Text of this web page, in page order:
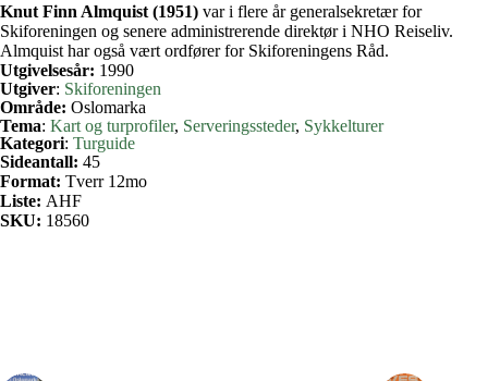
Knut Finn Almquist (1951) var i flere år generalsekretær for
Skiforeningen og senere administrerende direktør i NHO Reiseliv.
Almquist har også vært ordfører for Skiforeningens Råd.
Utgivelsesår: 1990
Utgiver: Skiforeningen
Område: Oslomarka
Tema: Kart og turprofiler, Serveringssteder, Sykkelturer
Kategori: Turguide
Sideantall: 45
Format: Tverr 12mo
Liste: AHF
SKU: 18560